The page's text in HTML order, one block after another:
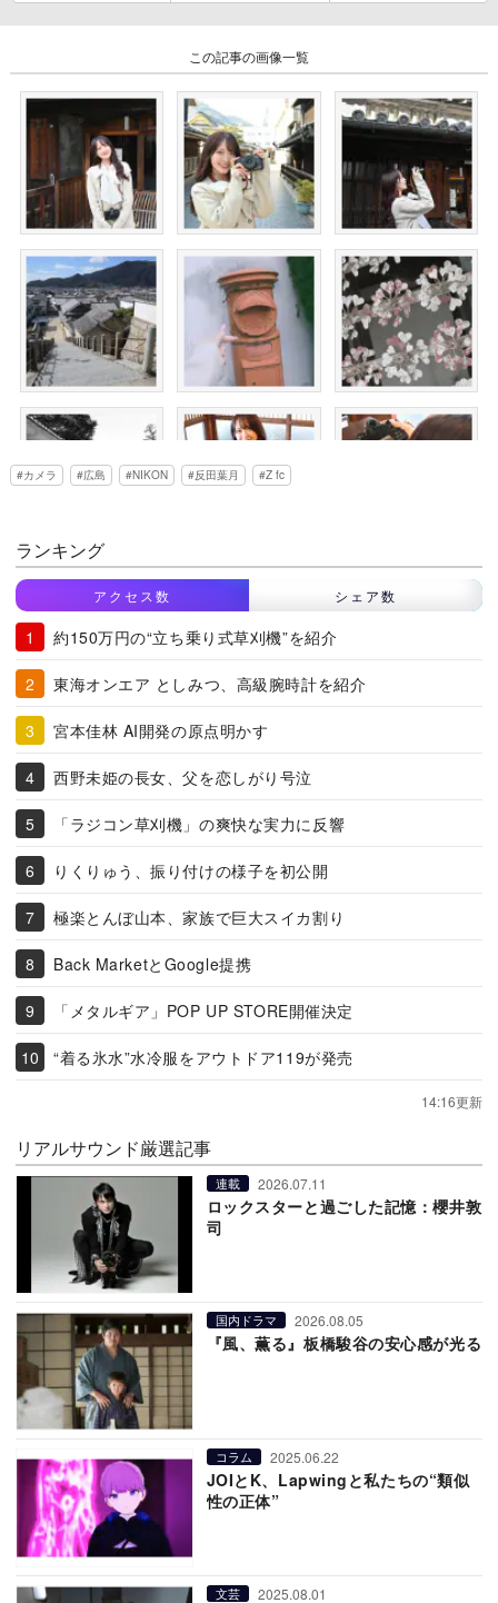
この記事の画像一覧
カメラ 広島 NIKON 反田葉月 Z fc
ランキング
アクセス数 シェア数
約150万円の“立ち乗り式草刈機”を紹介
東海オンエア としみつ、高級腕時計を紹介
宮本佳林 AI開発の原点明かす
西野未姫の長女、父を恋しがり号泣
「ラジコン草刈機」の爽快な実力に反響
りくりゅう、振り付けの様子を初公開
極楽とんぼ山本、家族で巨大スイカ割り
Back MarketとGoogle提携
「メタルギア」POP UP STORE開催決定
“着る氷水”水冷服をアウトドア119が発売
14:16更新
リアルサウンド厳選記事
連載 2026.07.11
ロックスターと過ごした記憶：櫻井敦
司
国内ドラマ 2026.08.05
『風、薫る』板橋駿谷の安心感が光る
コラム 2025.06.22
JOIとK、Lapwingと私たちの“類似
性の正体”
文芸 2025.08.01